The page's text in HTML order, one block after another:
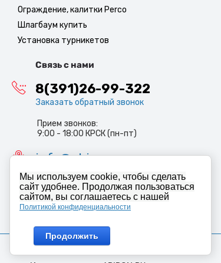
Ограждение, калитки Perco
Шлагбаум купить
Установка турникетов
Связь с нами
8(391)26-99-322
Заказать обратный звонок
Прием звонков:
9:00 - 18:00 КРСК (пн-пт)
info@abiron.ru
Мы используем cookie, чтобы сделать
сайт удобнее. Продолжая пользоваться
сайтом, вы соглашаетесь с нашей
Политикой конфиденциальности
Продолжить